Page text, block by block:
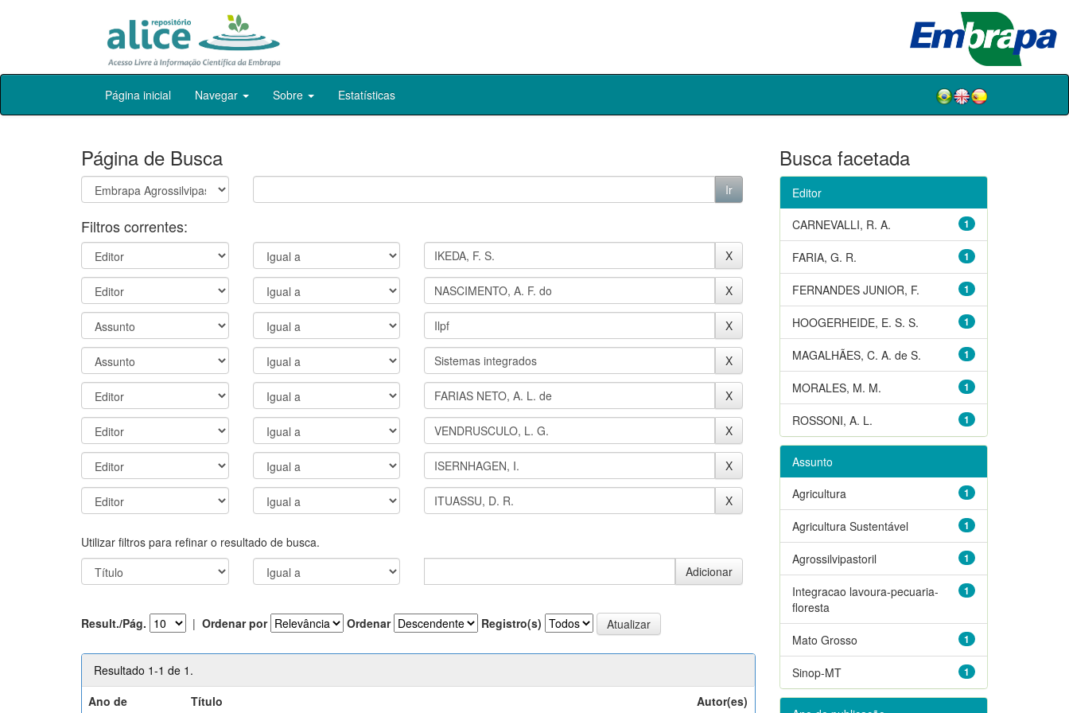
Skip
Página inicial Navegar Sobre Estatísticas
Página de Busca
Filtros correntes:
Utilizar filtros para refinar o resultado de busca.
Result./Pág. | Ordenar por Ordenar Registro(s)
Resultado 1-1 de 1.
Ano de
Título Autor(es)
Busca facetada
Editor
1
CARNEVALLI, R. A.
1
FARIA, G. R.
1
FERNANDES JUNIOR, F.
1
HOOGERHEIDE, E. S. S.
1
MAGALHÃES, C. A. de S.
1
MORALES, M. M.
1
ROSSONI, A. L.
Assunto
1
Agricultura
1
Agricultura Sustentável
1
Agrossilvipastoril
1
Integracao lavoura-pecuaria-
floresta
1
Mato Grosso
1
Sinop-MT